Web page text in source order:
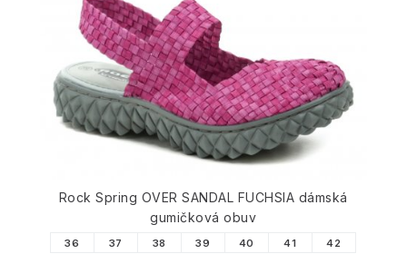
PODOBNÉ PRODUKTY
Rock Spring OVER SANDAL FUCHSIA dámská
gumičková obuv
36 37 38 39 40 41 42